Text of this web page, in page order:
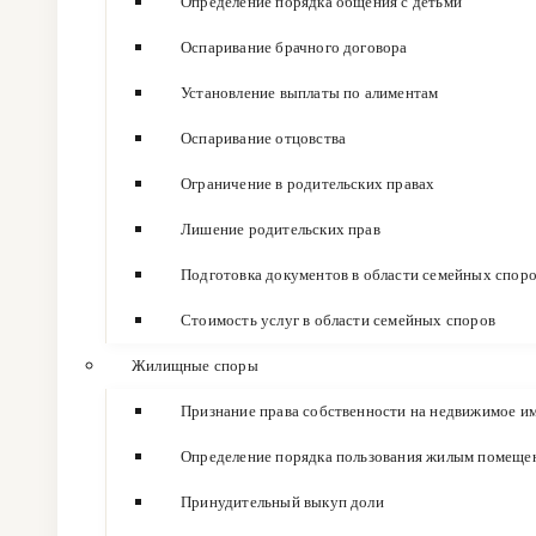
Оспаривание брачного договора
Установление выплаты по алиментам
Оспаривание отцовства
Ограничение в родительских правах
Лишение родительских прав
Подготовка документов в области семейных
Стоимость услуг в области семейных споров
Жилищные споры
Признание права собственности на недвижимое
Определение порядка пользования жилым
Принудительный выкуп доли